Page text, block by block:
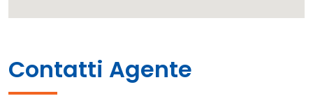
Contatti Agente